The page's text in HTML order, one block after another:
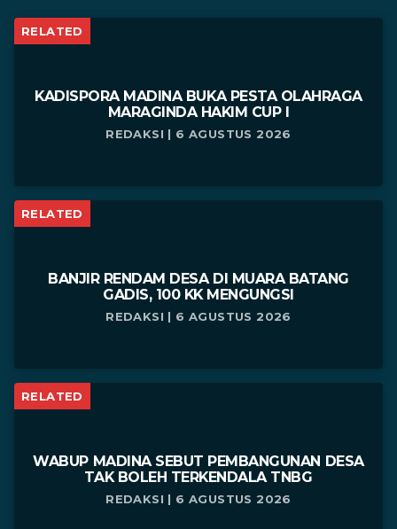
RELATED
KADISPORA MADINA BUKA PESTA OLAHRAGA
MARAGINDA HAKIM CUP I
REDAKSI | 6 AGUSTUS 2026
RELATED
BANJIR RENDAM DESA DI MUARA BATANG
GADIS, 100 KK MENGUNGSI
REDAKSI | 6 AGUSTUS 2026
RELATED
WABUP MADINA SEBUT PEMBANGUNAN DESA
TAK BOLEH TERKENDALA TNBG
REDAKSI | 6 AGUSTUS 2026